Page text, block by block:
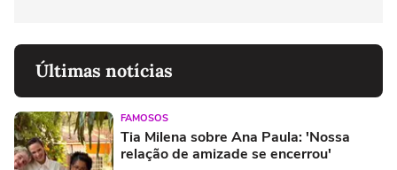
Últimas notícias
FAMOSOS
Tia Milena sobre Ana Paula: 'Nossa
relação de amizade se encerrou'